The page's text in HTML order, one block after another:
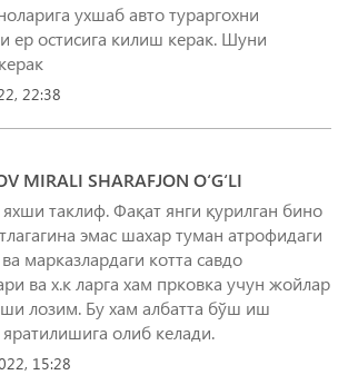
ухшаб авто тураргохни
ер остисига килиш керак. Шуни
22:38
MIRALI SHARAFJON O‘G‘LI
таклиф. Фақат янги қурилган бино
эмас шахар туман атрофидаги
марказлардаги котта савдо
ва х.к ларга хам прковка учун жойлар
лозим. Бу хам албатта бўш иш
олиб келади.
15:28